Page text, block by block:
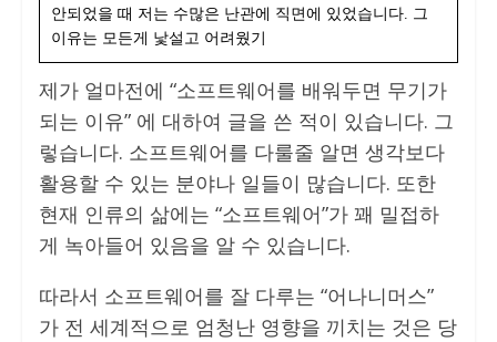
안되었을 때 저는 수많은 난관에 직면에 있었습니다. 그
이유는 모든게 낯설고 어려웠기
제가 얼마전에 “소프트웨어를 배워두면 무기가
되는 이유” 에 대하여 글을 쓴 적이 있습니다. 그
렇습니다. 소프트웨어를 다룰줄 알면 생각보다
활용할 수 있는 분야나 일들이 많습니다. 또한
현재 인류의 삶에는 “소프트웨어”가 꽤 밀접하
게 녹아들어 있음을 알 수 있습니다.
따라서 소프트웨어를 잘 다루는 “어나니머스”
가 전 세계적으로 엄청난 영향을 끼치는 것은 당